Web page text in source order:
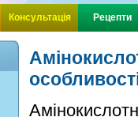
Консультація Рецепти